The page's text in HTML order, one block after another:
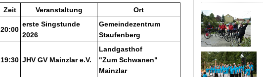
Zeit Veranstaltung Ort
20:00
erste Singstunde
2026
Gemeindezentrum
Staufenberg
19:30 JHV GV Mainzlar e.V.
Landgasthof
"Zum Schwanen"
Mainzlar